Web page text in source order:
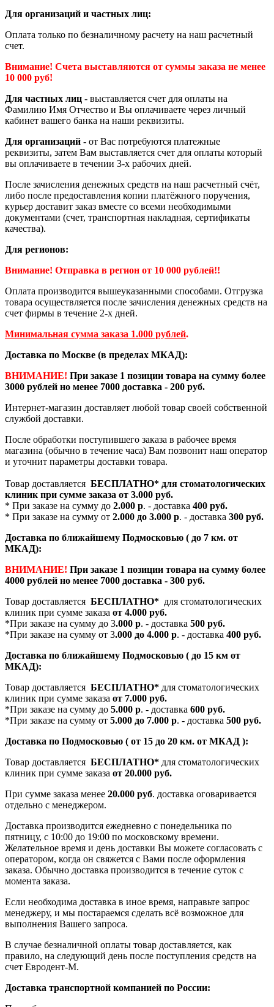
Для организаций и частных лиц:
Оплата только по безналичному расчету на наш расчетный
счет.
Внимание! Счета выставляются от суммы заказа не менее
10 000 руб!
Для частных лиц - выставляется счет для оплаты на
Фамилию Имя Отчество и Вы оплачиваете через личный
кабинет вашего банка на наши реквизиты.
Для организаций - от Вас потребуются платежные
реквизиты, затем Вам выставляется счет для оплаты который
вы оплачиваете в течении 3-х рабочих дней.
После зачисления денежных средств на наш расчетный счёт,
либо после предоставления копии платёжного поручения,
курьер доставит заказ вместе со всеми необходимыми
документами (счет, транспортная накладная, сертификаты
качества).
Для регионов:
Внимание! Отправка в регион от 10 000 рублей!!
Оплата производится вышеуказанными способами. Отгрузка
товара осуществляется после зачисления денежных средств на
счет фирмы в течение 2-х дней.
Минимальная сумма заказа 1.000 рублей.
Доставка по Москве (в пределах МКАД):
ВНИМАНИЕ! При заказе 1 позиции товара на сумму более
3000 рублей но менее 7000 доставка - 200 руб.
Интернет-магазин доставляет любой товар своей собственной
службой доставки.
После обработки поступившего заказа в рабочее время
магазина (обычно в течение часа) Вам позвонит наш оператор
и уточнит параметры доставки товара.
Товар доставляется БЕСПЛАТНО* для стоматологических
клиник при сумме заказа от 3.000 руб.
* При заказе на сумму до 2.000 р. - доставка 400 руб.
* При заказе на сумму от 2.000 до 3.000 р. - доставка 300 руб.
Доставка по ближайшему Подмосковью ( до 7 км. от
МКАД):
ВНИМАНИЕ! При заказе 1 позиции товара на сумму более
4000 рублей но менее 7000 доставка - 300 руб.
Товар доставляется БЕСПЛАТНО* для стоматологических
клиник при сумме заказа от 4.000 руб.
*При заказе на сумму до 3.000 р. - доставка 500 руб.
*При заказе на сумму от 3.000 до 4.000 р. - доставка 400 руб.
Доставка по ближайшему Подмосковью ( до 15 км от
МКАД):
Товар доставляется БЕСПЛАТНО* для стоматологических
клиник при сумме заказа от 7.000 руб.
*При заказе на сумму до 5.000 р. - доставка 600 руб.
*При заказе на сумму от 5.000 до 7.000 р. - доставка 500 руб.
Доставка по Подмосковью ( от 15 до 20 км. от МКАД ):
Товар доставляется БЕСПЛАТНО* для стоматологических
клиник при сумме заказа от 20.000 руб.
При сумме заказа менее 20.000 руб. доставка оговаривается
отдельно с менеджером.
Доставка производится ежедневно с понедельника по
пятницу, с 10:00 до 19:00 по московскому времени.
Желательное время и день доставки Вы можете согласовать с
оператором, когда он свяжется с Вами после оформления
заказа. Обычно доставка производится в течение суток с
момента заказа.
Если необходима доставка в иное время, направьте запрос
менеджеру, и мы постараемся сделать всё возможное для
выполнения Вашего запроса.
В случае безналичной оплаты товар доставляется, как
правило, на следующий день после поступления средств на
счет Евродент-М.
Доставка транспортной компанией по России: